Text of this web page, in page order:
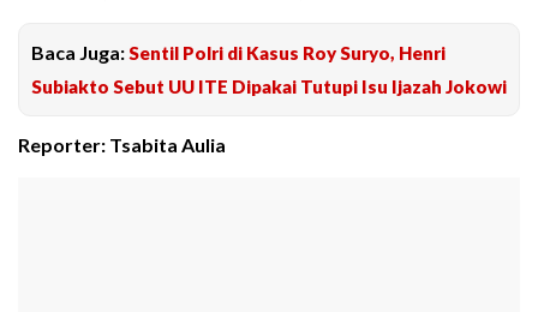
Baca Juga: Sentil Polri di Kasus Roy Suryo, Henri
Subiakto Sebut UU ITE Dipakai Tutupi Isu Ijazah Jokowi
Reporter: Tsabita Aulia